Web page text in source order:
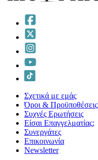
Σχετικά με εμάς
Όροι & Προϋποθέσεις
Συχνές Ερωτήσεις
Είσαι Επαγγελματίας;
Συνεργάτες
Επικοινωνία
Νewsletter